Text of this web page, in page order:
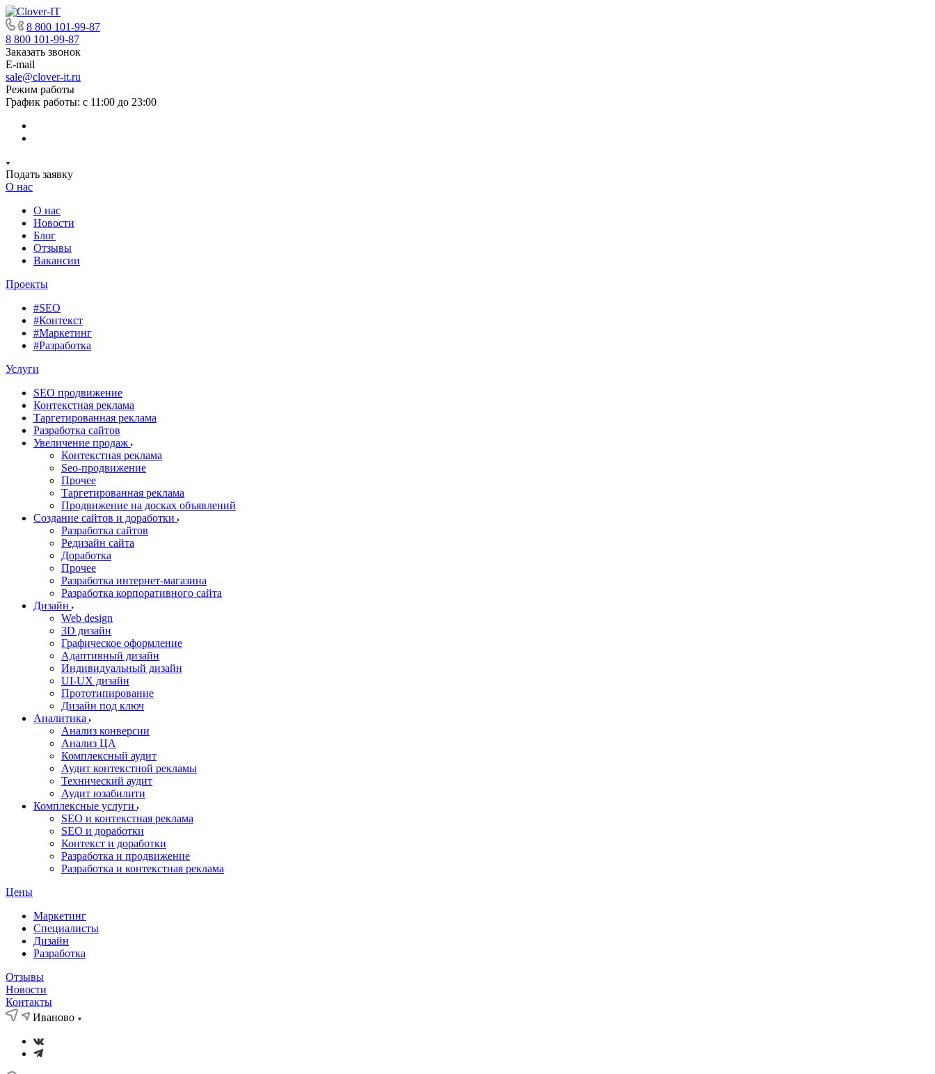
8 800 101-99-87
8 800 101-99-87
Заказать звонок
E-mail
sale@clover-it.ru
Режим работы
График работы: с 11:00 до 23:00
Подать заявку
О нас
О нас
Новости
Блог
Отзывы
Вакансии
Проекты
#SEO
#Контекст
#Маркетинг
#Разработка
Услуги
SEO продвижение
Контекстная реклама
Таргетированная реклама
Разработка сайтов
Увеличение продаж
Контекстная реклама
Seo-продвижение
Прочее
Таргетированная реклама
Продвижение на досках объявлений
Создание сайтов и доработки
Разработка сайтов
Редизайн сайта
Доработка
Прочее
Разработка интернет-магазина
Разработка корпоративного сайта
Дизайн
Web design
3D дизайн
Графическое оформление
Адаптивный дизайн
Индивидуальный дизайн
UI‑UX дизайн
Прототипирование
Дизайн под ключ
Аналитика
Анализ конверсии
Анализ ЦА
Комплексный аудит
Аудит контекстной рекламы
Технический аудит
Аудит юзабилити
Комплексные услуги
SEO и контекстная реклама
SEO и доработки
Контекст и доработки
Разработка и продвижение
Разработка и контекстная реклама
Цены
Маркетинг
Специалисты
Дизайн
Разработка
Отзывы
Новости
Контакты
Иваново